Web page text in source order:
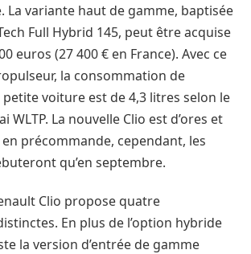
La variante haut de gamme, baptisée
Full Hybrid 145, peut être acquise
euros (27 400 € en France). Avec ce
la consommation de
voiture est de 4,3 litres selon le
WLTP. La nouvelle Clio est d’ores et
précommande, cependant, les
qu’en septembre.
Clio propose quatre
En plus de l’option hybride
la version d’entrée de gamme